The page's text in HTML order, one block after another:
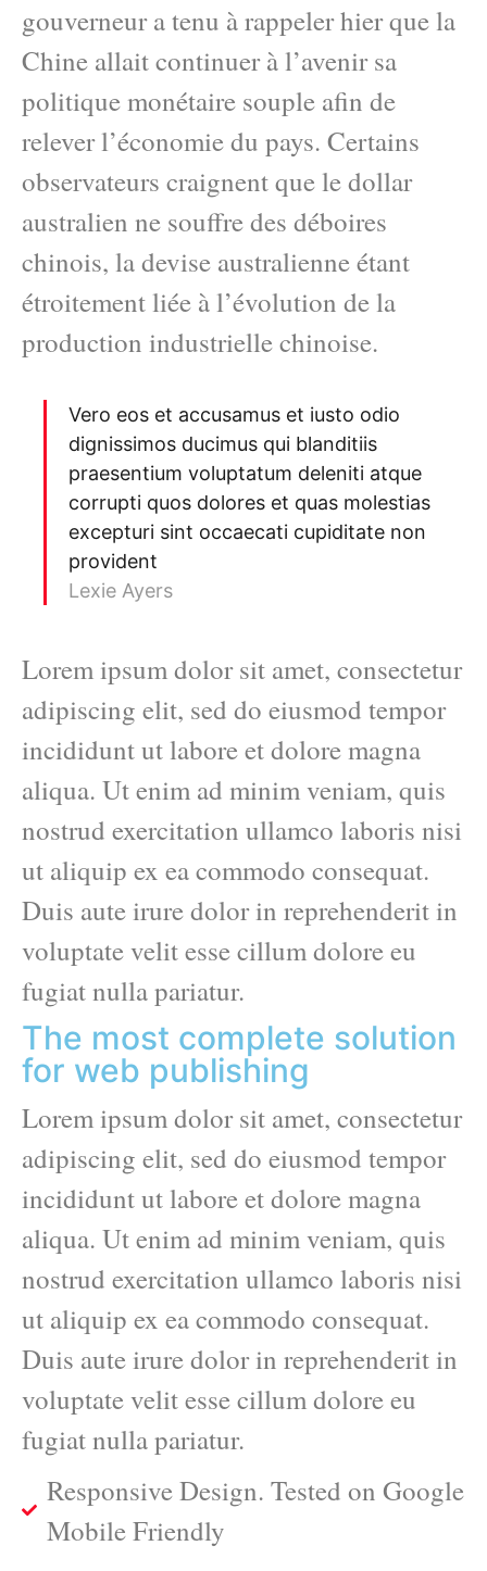
gouverneur a tenu à rappeler hier que la
Chine allait continuer à l’avenir sa
politique monétaire souple afin de
relever l’économie du pays. Certains
observateurs craignent que le dollar
australien ne souffre des déboires
chinois, la devise australienne étant
étroitement liée à l’évolution de la
production industrielle chinoise.
Vero eos et accusamus et iusto odio
dignissimos ducimus qui blanditiis
praesentium voluptatum deleniti atque
corrupti quos dolores et quas molestias
excepturi sint occaecati cupiditate non
provident
Lexie Ayers
Lorem ipsum dolor sit amet, consectetur
adipiscing elit, sed do eiusmod tempor
incididunt ut labore et dolore magna
aliqua. Ut enim ad minim veniam, quis
nostrud exercitation ullamco laboris nisi
ut aliquip ex ea commodo consequat.
Duis aute irure dolor in reprehenderit in
voluptate velit esse cillum dolore eu
fugiat nulla pariatur.
The most complete solution
for web publishing
Lorem ipsum dolor sit amet, consectetur
adipiscing elit, sed do eiusmod tempor
incididunt ut labore et dolore magna
aliqua. Ut enim ad minim veniam, quis
nostrud exercitation ullamco laboris nisi
ut aliquip ex ea commodo consequat.
Duis aute irure dolor in reprehenderit in
voluptate velit esse cillum dolore eu
fugiat nulla pariatur.
Responsive Design. Tested on Google
Mobile Friendly